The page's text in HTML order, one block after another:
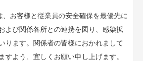
、お客様と従業員の安全確保を最優先に
よび関係各所との連携を図り、感染拡
ります。関係者の皆様におかれまして
すよう、宜しくお願い申し上げます。